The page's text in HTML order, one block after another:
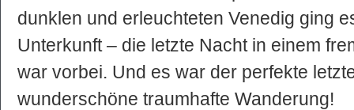
dunklen und erleuchteten Venedig ging
Unterkunft – die letzte Nacht in einem
war vorbei. Und es war der perfekte
wunderschöne traumhafte Wanderung!